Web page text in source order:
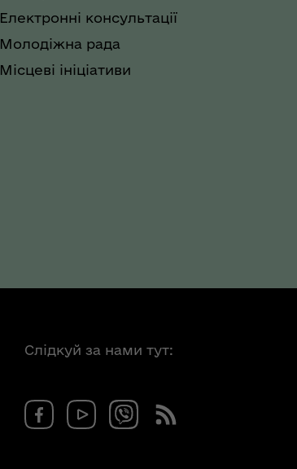
Електронні консультації
Молодіжна рада
Місцеві ініціативи
Слідкуй за нами тут: